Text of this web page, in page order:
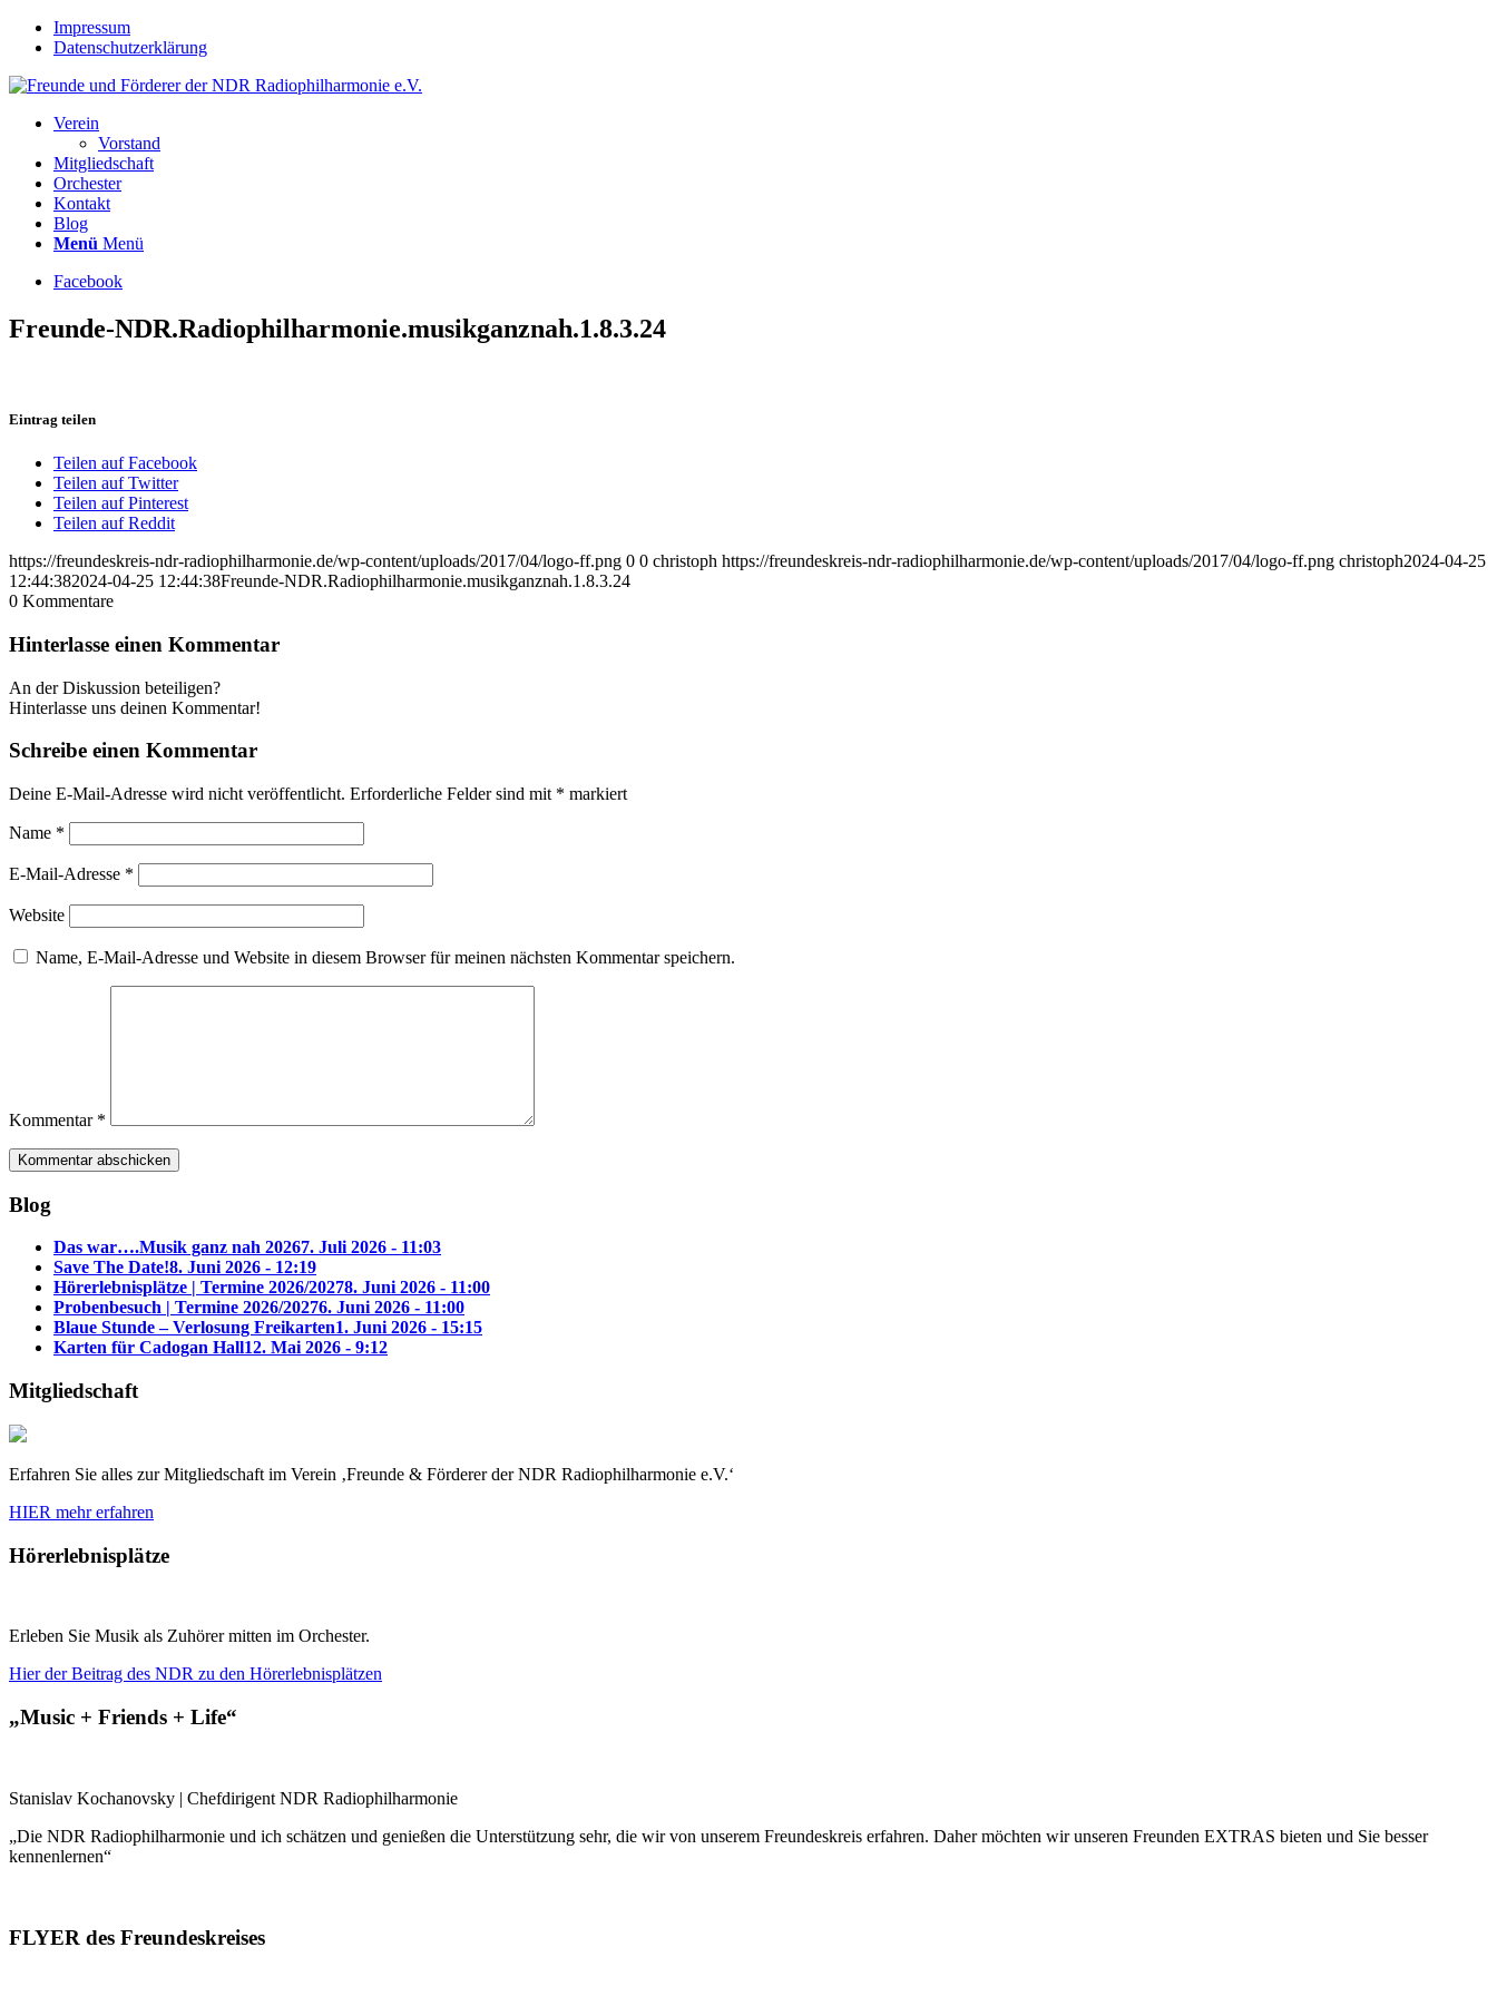
Impressum
Datenschutzerklärung
Verein
Vorstand
Mitgliedschaft
Orchester
Kontakt
Blog
Menü Menü
Facebook
Freunde-NDR.Radiophilharmonie.musikganznah.1.8.3.24
Eintrag teilen
Teilen auf Facebook
Teilen auf Twitter
Teilen auf Pinterest
Teilen auf Reddit
https://freundeskreis-ndr-radiophilharmonie.de/wp-content/uploads/2017/04/logo-ff.png 0 0 christoph https://freundeskreis-ndr-radiophilharmonie.de/wp-content/uploads/2017/04/logo-ff.png christoph2024-04-25
12:44:382024-04-25 12:44:38Freunde-NDR.Radiophilharmonie.musikganznah.1.8.3.24
0 Kommentare
Hinterlasse einen Kommentar
An der Diskussion beteiligen?
Hinterlasse uns deinen Kommentar!
Schreibe einen Kommentar
Deine E-Mail-Adresse wird nicht veröffentlicht. Erforderliche Felder sind mit * markiert
Name *
E-Mail-Adresse *
Website
Name, E-Mail-Adresse und Website in diesem Browser für meinen nächsten Kommentar speichern.
Kommentar *
Blog
Das war….Musik ganz nah 20267. Juli 2026 - 11:03
Save The Date!8. Juni 2026 - 12:19
Hörerlebnisplätze | Termine 2026/20278. Juni 2026 - 11:00
Probenbesuch | Termine 2026/20276. Juni 2026 - 11:00
Blaue Stunde – Verlosung Freikarten1. Juni 2026 - 15:15
Karten für Cadogan Hall12. Mai 2026 - 9:12
Mitgliedschaft
Erfahren Sie alles zur Mitgliedschaft im Verein ‚Freunde & Förderer der NDR Radiophilharmonie e.V.‘
HIER mehr erfahren
Hörerlebnisplätze
Erleben Sie Musik als Zuhörer mitten im Orchester.
Hier der Beitrag des NDR zu den Hörerlebnisplätzen
„Music + Friends + Life“
Stanislav Kochanovsky | Chefdirigent NDR Radiophilharmonie
„Die NDR Radiophilharmonie und ich schätzen und genießen die Unterstützung sehr, die wir von unserem Freundeskreis erfahren. Daher möchten wir unseren Freunden EXTRAS bieten und Sie besser
kennenlernen“
FLYER des Freundeskreises